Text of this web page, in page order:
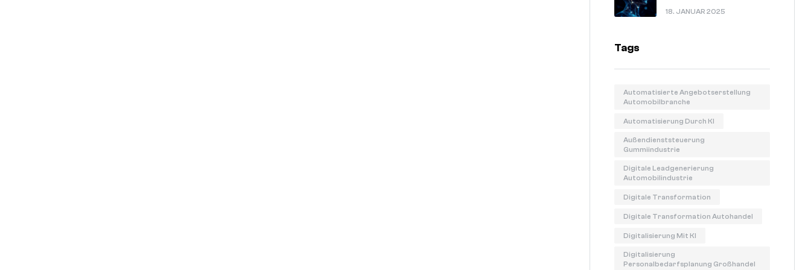
18. JANUAR 2025
Tags
Automatisierte Angebotserstellung
Automobilbranche
Automatisierung Durch KI
Außendienststeuerung
Gummiindustrie
Digitale Leadgenerierung
Automobilindustrie
Digitale Transformation
Digitale Transformation Autohandel
Digitalisierung Mit KI
Digitalisierung
Personalbedarfsplanung Großhandel